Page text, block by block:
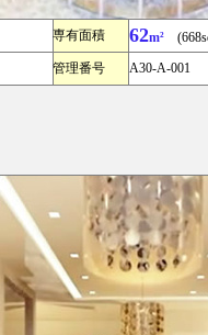
専有面積 62m²
管理番号 A30-A-001